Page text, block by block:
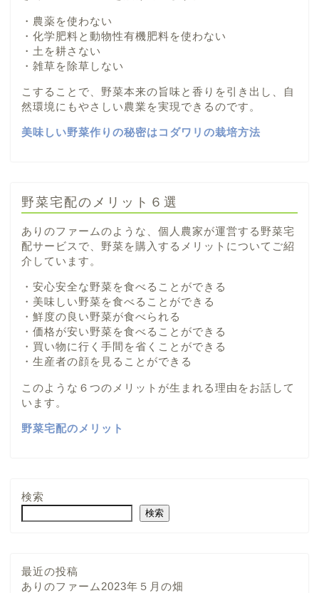
・農薬を使わない
・化学肥料と動物性有機肥料を使わない
・土を耕さない
・雑草を除草しない
こすることで、野菜本来の旨味と香りを引き出し、自
然環境にもやさしい農業を実現できるのです。
美味しい野菜作りの秘密はコダワリの栽培方法
野菜宅配のメリット６選
ありのファームのような、個人農家が運営する野菜宅
配サービスで、野菜を購入するメリットについてご紹
介しています。
・安心安全な野菜を食べることができる
・美味しい野菜を食べることができる
・鮮度の良い野菜が食べられる
・価格が安い野菜を食べることができる
・買い物に行く手間を省くことができる
・生産者の顔を見ることができる
このような６つのメリットが生まれる理由をお話して
います。
野菜宅配のメリット
検索
検索
最近の投稿
ありのファーム2023年５月の畑